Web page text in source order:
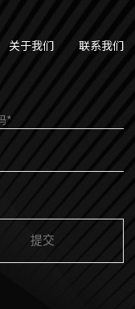
关于我们 联系我们
*